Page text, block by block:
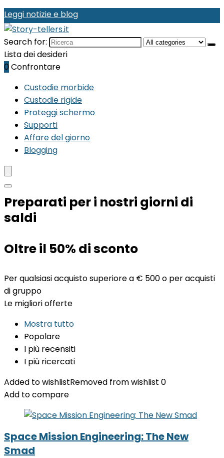
Leggi notizie e blog
Search for:
Lista dei desideri
0 Confrontare
Custodie morbide
Custodie rigide
Proteggi schermo
Supporti
Affare del giorno
Blogging
Preparati per i nostri giorni di
saldi
Oltre il 50% di sconto
Per qualsiasi acquisto superiore a € 500 o per acquisti
di gruppo
Le migliori offerte
Mostra tutto
Popolare
I più recensiti
I più ricercati
Added to wishlistRemoved from wishlist 0
Add to compare
Space Mission Engineering: The New
Smad